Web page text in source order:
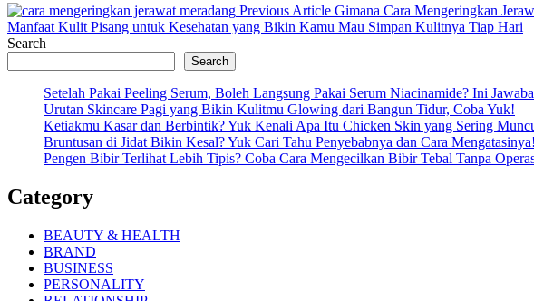
Previous Article Previous
Post:
Gimana Cara Mengeringkan
Manfaat Kulit Pisang untuk Kesehatan yang Bikin Kamu Mau Simpan Kulitnya Tiap Hari
Search
Search
Setelah Pakai Peeling Serum, Boleh Langsung Pakai Serum Niacinamide? Ini
Urutan Skincare Pagi yang Bikin Kulitmu Glowing dari Bangun Tidur, Coba Yuk!
Ketiakmu Kasar dan Berbintik? Yuk Kenali Apa Itu Chicken Skin yang Sering
Bruntusan di Jidat Bikin Kesal? Yuk Cari Tahu Penyebabnya dan Cara Mengatasinya!
Pengen Bibir Terlihat Lebih Tipis? Coba Cara Mengecilkan Bibir Tebal Tanpa
Category
BEAUTY & HEALTH
BRAND
BUSINESS
PERSONALITY